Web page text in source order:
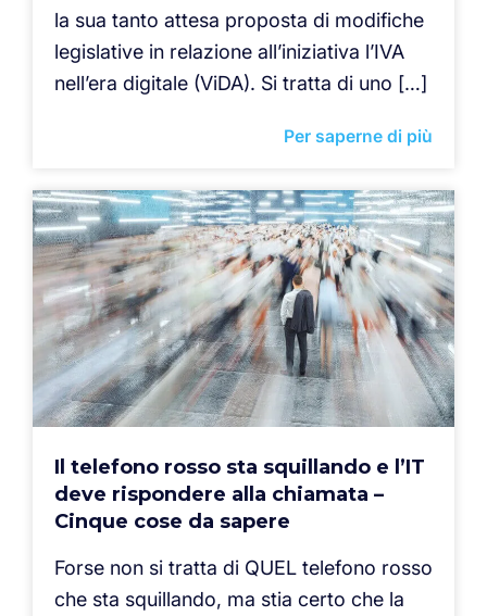
la sua tanto attesa proposta di modifiche
legislative in relazione all’iniziativa l’IVA
nell’era digitale (ViDA). Si tratta di uno […]
Per saperne di più
Il telefono rosso sta squillando e l’IT
deve rispondere alla chiamata –
Cinque cose da sapere
Forse non si tratta di QUEL telefono rosso
che sta squillando, ma stia certo che la